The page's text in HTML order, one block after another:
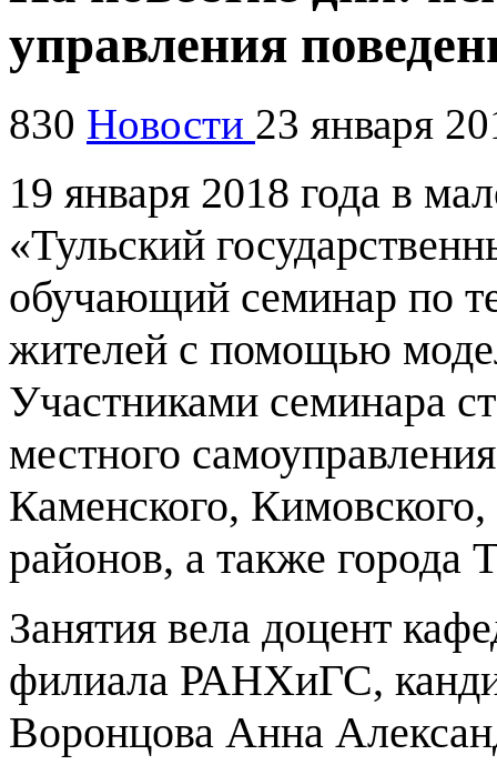
управления
830 Новости 23 января
19 января 2018 года в
«Тульский
обучающий семинар по
жителей с помощью
Участниками семинара
местного
Каменского,
районов, а также города
Занятия вела доцент
филиала РАНХиГС,
Воронцова Анна